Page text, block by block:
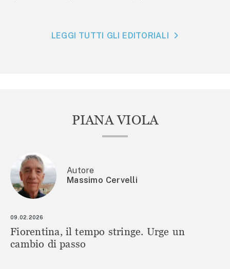
LEGGI TUTTI GLI EDITORIALI
PIANA VIOLA
Autore
Massimo Cervelli
09.02.2026
Fiorentina, il tempo stringe. Urge un
cambio di passo